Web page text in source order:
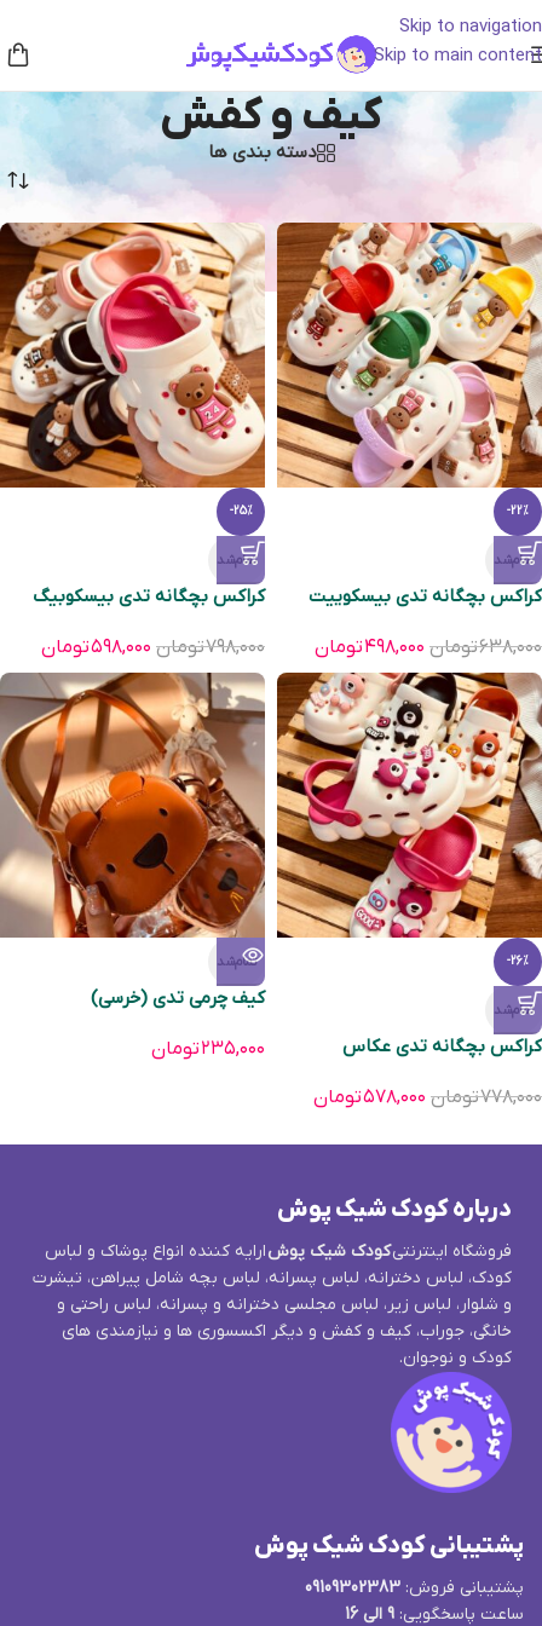
Skip to navigation
Skip to main content
کیف و کفش
دسته بندی ها
پوشاک
-22%
تمام‌شد
کراکس بچگانه تدی بیسکوییت
۶۳۸,۰۰۰تومان ۴۹۸,۰۰۰تومان
-25%
تمام‌شد
کراکس بچگانه تدی بیسکوبیگ
۷۹۸,۰۰۰تومان ۵۹۸,۰۰۰تومان
-26%
تمام‌شد
کراکس بچگانه تدی عکاس
۷۷۸,۰۰۰تومان ۵۷۸,۰۰۰تومان
تمام‌شد
کیف چرمی تدی (خرسی)
۲۳۵,۰۰۰تومان
درباره کودک شیک پوش
فروشگاه اینترنتیکودک شیک پوشارایه کننده انواع پوشاک و لباس
کودک، لباس دخترانه، لباس پسرانه، لباس بچه شامل پیراهن، تیشرت
و شلوار، لباس زیر، لباس مجلسی دخترانه و پسرانه، لباس راحتی و
خانگی، جوراب، کیف و کفش و دیگر اکسسوری ها و نیازمندی های
کودک و نوجوان.
پشتیبانی کودک شیک پوش
پشتیبانی فروش: 09109302383
ساعت پاسخگویی: 9 الی 16